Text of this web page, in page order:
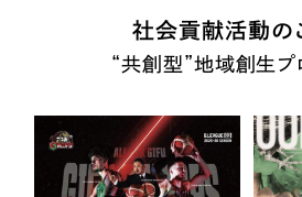
社会貢献活動の
“共創型”地域創生プ